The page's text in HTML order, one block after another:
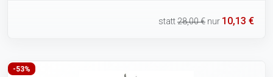
statt28,00 € nur 10,13 €
-53%